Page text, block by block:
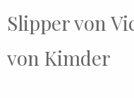
Slipper von
von Kimder